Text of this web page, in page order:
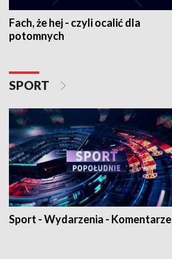
Fach, że hej - czyli ocalić dla
potomnych
SPORT
Sport - Wydarzenia - Komentarze